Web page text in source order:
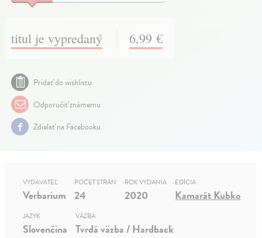
titul je vypredaný 6,99 €
Pridať do wishlistu
Odporučiť známemu
Zdielať na Facebooku
VYDAVATEĽ
Verbarium
POČET STRÁN
24
ROK VYDANIA
2020
EDÍCIA
Kamarát Kubko
JAZYK
Slovenčina
VÄZBA
Tvrdá väzba / Hardback